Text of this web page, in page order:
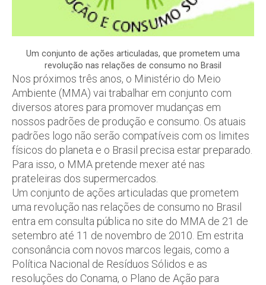
Um conjunto de ações articuladas, que prometem uma
revolução nas relações de consumo no Brasil
Nos próximos três anos, o Ministério do Meio
Ambiente (MMA) vai trabalhar em conjunto com
diversos atores para promover mudanças em
nossos padrões de produção e consumo. Os atuais
padrões logo não serão compatíveis com os limites
físicos do planeta e o Brasil precisa estar preparado.
Para isso, o MMA pretende mexer até nas
prateleiras dos supermercados.
Um conjunto de ações articuladas que prometem
uma revolução nas relações de consumo no Brasil
entra em consulta pública no site do MMA de 21 de
setembro até 11 de novembro de 2010. Em estrita
consonância com novos marcos legais, como a
Política Nacional de Resíduos Sólidos e as
resoluções do Conama, o Plano de Ação para